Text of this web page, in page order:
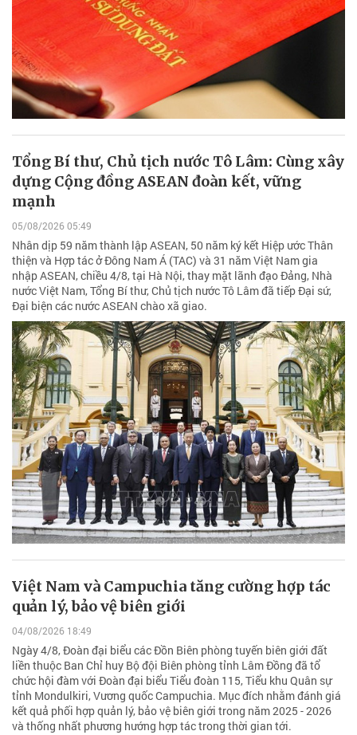
Tổng Bí thư, Chủ tịch nước Tô Lâm: Cùng xây
dựng Cộng đồng ASEAN đoàn kết, vững
mạnh
05/08/2026 05:49
Nhân dịp 59 năm thành lập ASEAN, 50 năm ký kết Hiệp ước Thân
thiện và Hợp tác ở Đông Nam Á (TAC) và 31 năm Việt Nam gia
nhập ASEAN, chiều 4/8, tại Hà Nội, thay mặt lãnh đạo Đảng, Nhà
nước Việt Nam, Tổng Bí thư, Chủ tịch nước Tô Lâm đã tiếp Đại sứ,
Đại biện các nước ASEAN chào xã giao.
Việt Nam và Campuchia tăng cường hợp tác
quản lý, bảo vệ biên giới
04/08/2026 18:49
Ngày 4/8, Đoàn đại biểu các Đồn Biên phòng tuyến biên giới đất
liền thuộc Ban Chỉ huy Bộ đội Biên phòng tỉnh Lâm Đồng đã tổ
chức hội đàm với Đoàn đại biểu Tiểu đoàn 115, Tiểu khu Quân sự
tỉnh Mondulkiri, Vương quốc Campuchia. Mục đích nhằm đánh giá
kết quả phối hợp quản lý, bảo vệ biên giới trong năm 2025 - 2026
và thống nhất phương hướng hợp tác trong thời gian tới.